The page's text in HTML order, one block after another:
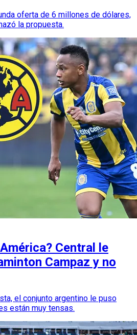
oferta de 6 millones de dólares,
la propuesta.
Central le
Campaz y no
el conjunto argentino le puso
están muy tensas.